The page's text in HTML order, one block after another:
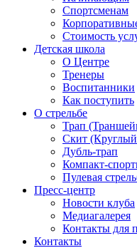
Спортсменам
Стоимость
Детская школа
О Центре
Тренеры
Воспитанники
Как поступить
О стрельбе
Трап
Скит (Круглый
Дубль-трап
Компакт-
Пулевая
Пресс-центр
Новости клуба
Медиагалерея
Контакты для
Контакты